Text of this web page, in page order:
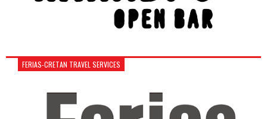
FERIAS-CRETAN TRAVEL SERVICES